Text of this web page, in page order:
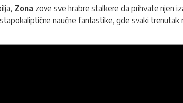
Zona zove sve hrabre stalkere da prihvate njen
naučne fantastike, gde svaki